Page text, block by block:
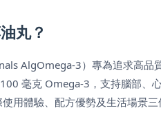
丸？
AlgOmega-3）專為追求高
毫克 Omega-3，支持腦部、
用體驗、配方優勢及生活場景